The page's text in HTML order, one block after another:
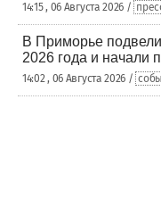
14:15 , 06 Августа 2026 /
В Приморье подвели
2026 года и начали
14:02 , 06 Августа 2026 /